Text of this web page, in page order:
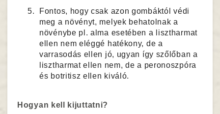
Fontos, hogy csak azon gombáktól védi
meg a növényt, melyek behatolnak a
növénybe pl. alma esetében a lisztharmat
ellen nem eléggé hatékony, de a
varrasodás ellen jó, ugyan így szőlőban a
lisztharmat ellen nem, de a peronoszpóra
és botritisz ellen kiváló.
Hogyan kell kijuttatni?